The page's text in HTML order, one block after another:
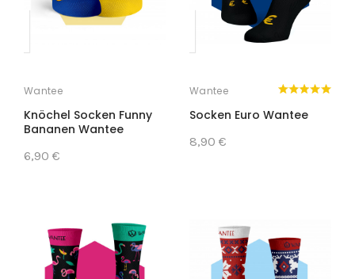
Wantee
Knöchel Socken Funny
Bananen Wantee
6,90 €
Wantee
Socken Euro Wantee
8,90 €